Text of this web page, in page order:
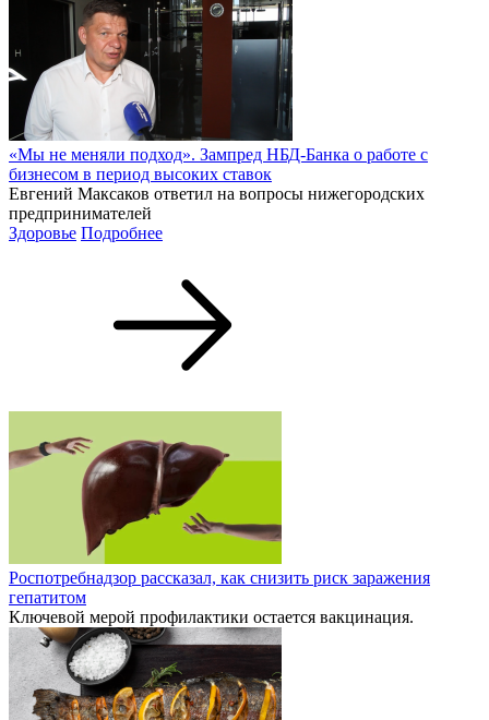
«Мы не меняли подход». Зампред НБД-Банка о работе с
бизнесом в период высоких ставок
Евгений Максаков ответил на вопросы нижегородских
предпринимателей
Здоровье Подробнее
Роспотребнадзор рассказал, как снизить риск заражения
гепатитом
Ключевой мерой профилактики остается вакцинация.